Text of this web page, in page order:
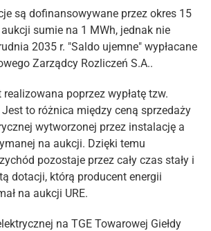
są dofinansowywane przez okres 15
sumie na 1 MWh, jednak nie
2035 r. "Saldo ujemne" wypłacane
Zarządcy Rozliczeń S.A..
realizowana poprzez wypłatę tzw.
to różnica między ceną sprzedaży
wytworzonej przez instalację a
na aukcji. Dzięki temu
pozostaje przez cały czas stały i
dotacji, którą producent energii
na aukcji URE.
na TGE Towarowej Giełdy